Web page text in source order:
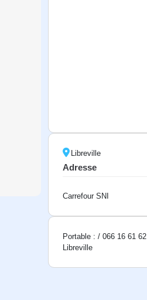
Libreville
Adresse
Carrefour SNI
Portable : / 066 16 61 62
Libreville